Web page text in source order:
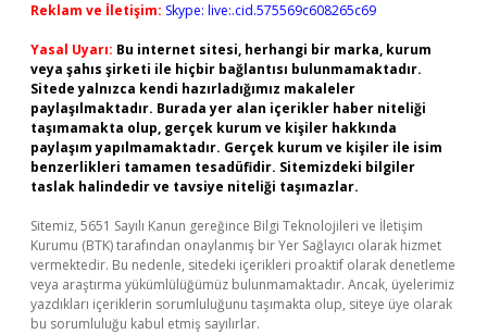
Reklam ve İletişim: Skype: live:.cid.575569c608265c69
Yasal Uyarı: Bu internet sitesi, herhangi bir marka, kurum
veya şahıs şirketi ile hiçbir bağlantısı bulunmamaktadır.
Sitede yalnızca kendi hazırladığımız makaleler
paylaşılmaktadır. Burada yer alan içerikler haber niteliği
taşımamakta olup, gerçek kurum ve kişiler hakkında
paylaşım yapılmamaktadır. Gerçek kurum ve kişiler ile isim
benzerlikleri tamamen tesadüfidir. Sitemizdeki bilgiler
taslak halindedir ve tavsiye niteliği taşımazlar.
Sitemiz, 5651 Sayılı Kanun gereğince Bilgi Teknolojileri ve İletişim
Kurumu (BTK) tarafından onaylanmış bir Yer Sağlayıcı olarak hizmet
vermektedir. Bu nedenle, sitedeki içerikleri proaktif olarak denetleme
veya araştırma yükümlülüğümüz bulunmamaktadır. Ancak, üyelerimiz
yazdıkları içeriklerin sorumluluğunu taşımakta olup, siteye üye olarak
bu sorumluluğu kabul etmiş sayılırlar.